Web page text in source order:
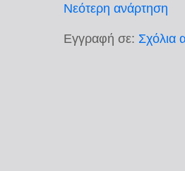
Νεότερη ανάρτηση
Εγγραφή σε: Σχόλια